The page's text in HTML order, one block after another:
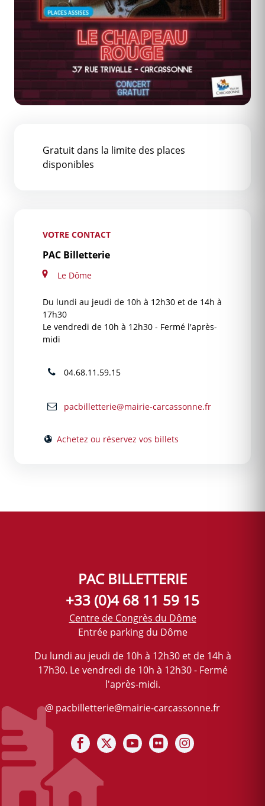
Gratuit dans la limite des places
disponibles
VOTRE CONTACT
PAC Billetterie
Le Dôme
Du lundi au jeudi de 10h à 12h30 et de 14h à
17h30
Le vendredi de 10h à 12h30 - Fermé l'après-
midi
04.68.11.59.15
pacbilletterie@mairie-carcassonne.fr
Achetez ou réservez vos billets
PAC BILLETTERIE
+33 (0)4 68 11 59 15
Centre de Congrès du Dôme
Entrée parking du Dôme
Du lundi au jeudi de 10h à 12h30 et de 14h à
17h30. Le vendredi de 10h à 12h30 - Fermé
l'après-midi.
@ pacbilletterie@mairie-carcassonne.fr
Notre Facebook
Notre X (ex-twitter)
Notre chaine Youtube
Notre photothèque